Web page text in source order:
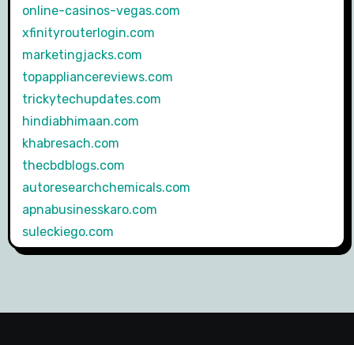
online-casinos-vegas.com
xfinityrouterlogin.com
marketingjacks.com
topappliancereviews.com
trickytechupdates.com
hindiabhimaan.com
khabresach.com
thecbdblogs.com
autoresearchchemicals.com
apnabusinesskaro.com
suleckiego.com